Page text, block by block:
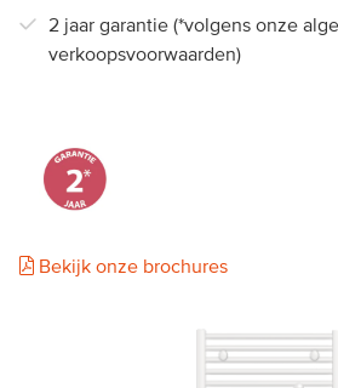
2 jaar garantie (*volgens onze
verkoopsvoorwaarden)
Bekijk onze brochures